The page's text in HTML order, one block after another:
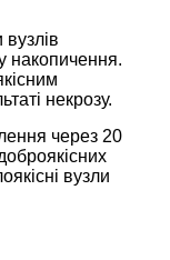
накопичення.
некрозу.
через 20
вузли